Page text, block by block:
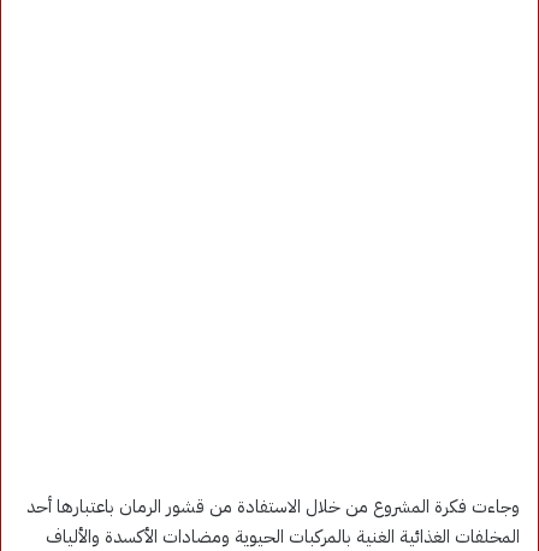
وجاءت فكرة المشروع من خلال الاستفادة من قشور الرمان باعتبارها أحد
المخلفات الغذائية الغنية بالمركبات الحيوية ومضادات الأكسدة والألياف